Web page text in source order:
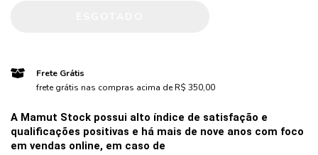
Frete Grátis
frete grátis nas compras acima de R$ 350,00
A Mamut Stock possui alto índice de satisfação e
qualificações positivas e há mais de nove anos com foco
em vendas online, em caso de